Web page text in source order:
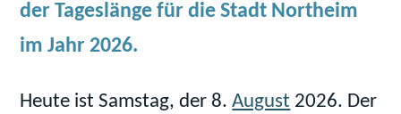
der Tageslänge für die Stadt Northeim
im Jahr 2026.
Heute ist Samstag, der 8.August 2026. Der